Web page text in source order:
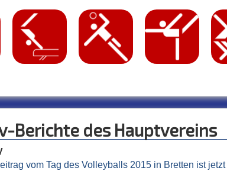
Berichte des Hauptvereins
vom Tag des Volleyballs 2015 in Bretten ist jetzt